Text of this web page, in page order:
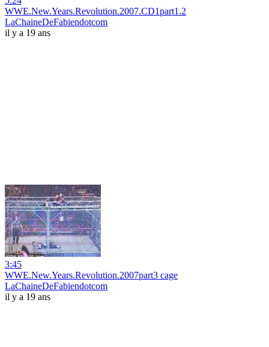
WWE.New.Years.Revolution.2007.CD1part1.2
LaChaineDeFabiendotcom
il y a 19 ans
3:45
WWE.New.Years.Revolution.2007part3 cage
LaChaineDeFabiendotcom
il y a 19 ans